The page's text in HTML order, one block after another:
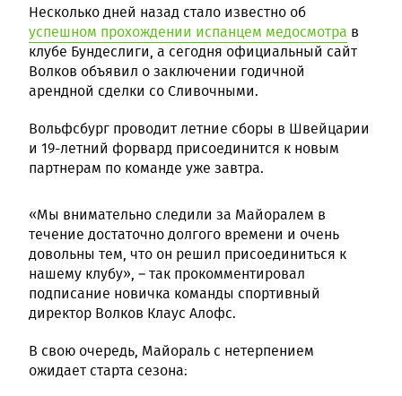
Несколько дней назад стало известно об
успешном прохождении испанцем медосмотра в
клубе Бундеслиги, а сегодня официальный сайт
Волков объявил о заключении годичной
арендной сделки со Сливочными.
Вольфсбург проводит летние сборы в Швейцарии
и 19-летний форвард присоединится к новым
партнерам по команде уже завтра.
«Мы внимательно следили за Майоралем в
течение достаточно долгого времени и очень
довольны тем, что он решил присоединиться к
нашему клубу», – так прокомментировал
подписание новичка команды спортивный
директор Волков Клаус Алофс.
В свою очередь, Майораль с нетерпением
ожидает старта сезона: